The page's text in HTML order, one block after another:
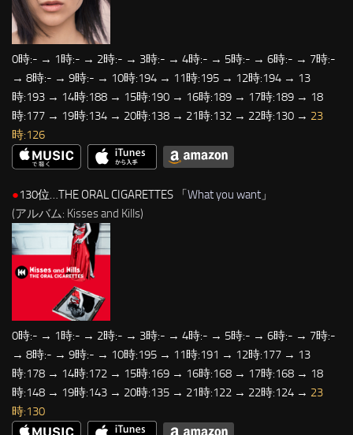
0時:- → 1時:- → 2時:- → 3時:- → 4時:- → 5時:- → 6時:- → 7時:-
→ 8時:- → 9時:- → 10時:194 → 11時:195 → 12時:194 → 13
時:193 → 14時:188 → 15時:190 → 16時:189 → 17時:189 → 18
時:177 → 19時:134 → 20時:138 → 21時:132 → 22時:130 → 23
時:126
●130位…THE ORAL CIGARETTES 「What you want 」
(アルバム: Kisses and Kills)
0時:- → 1時:- → 2時:- → 3時:- → 4時:- → 5時:- → 6時:- → 7時:-
→ 8時:- → 9時:- → 10時:195 → 11時:191 → 12時:177 → 13
時:178 → 14時:172 → 15時:169 → 16時:168 → 17時:168 → 18
時:148 → 19時:143 → 20時:135 → 21時:122 → 22時:124 → 23
時:130